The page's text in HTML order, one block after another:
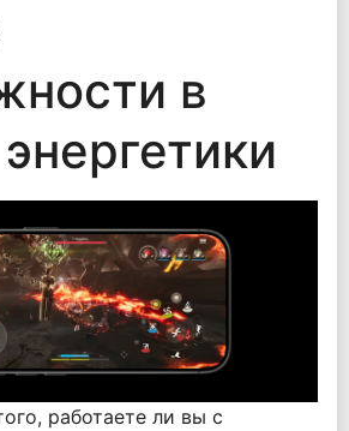
в
работаете ли вы с